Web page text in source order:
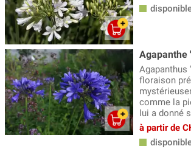
Agapanthe
Agapanthus
floraison
comme la
lui a donné
à partir de